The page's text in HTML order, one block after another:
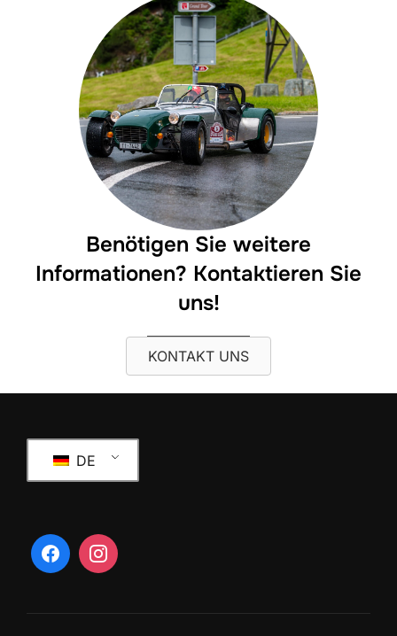
Benötigen Sie weitere
Informationen? Kontaktieren Sie
uns!
KONTAKT UNS
DE